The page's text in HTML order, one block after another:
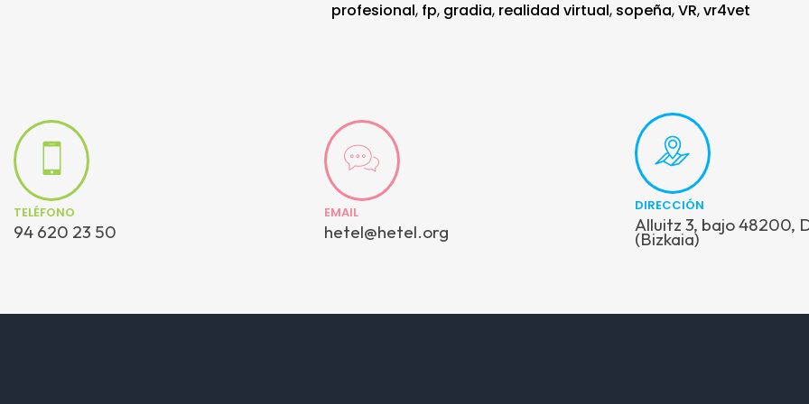
profesional, fp, gradia, realidad virtual, sopeña,VR,vr4vet
TELÉFONO
94 620 23 50
EMAIL
hetel@hetel.org
DIRECCIÓN
Alluitz 3, bajo 48200,
(Bizkaia)